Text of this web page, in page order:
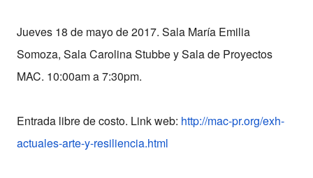
Jueves 18 de mayo de 2017. Sala María Emilia
Somoza, Sala Carolina Stubbe y Sala de Proyectos
MAC. 10:00am a 7:30pm.
Entrada libre de costo. Link web: http://mac-pr.org/exh-
actuales-arte-y-resiliencia.html